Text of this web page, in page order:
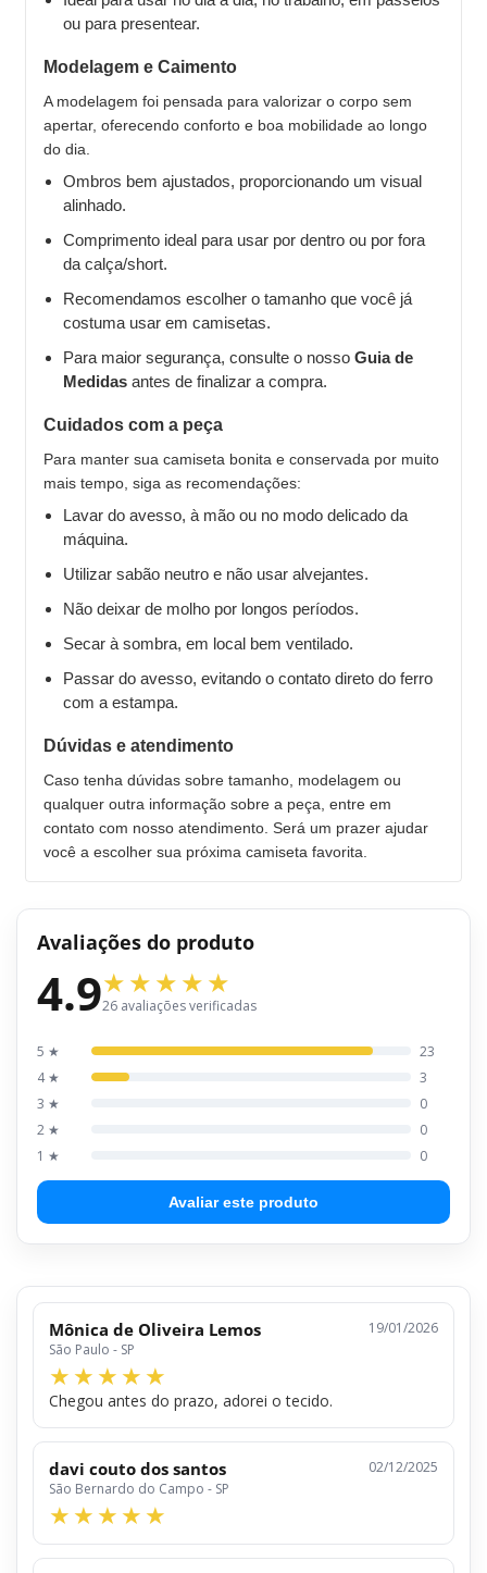
ou para presentear.
Modelagem e Caimento
A modelagem foi pensada para valorizar o corpo sem
apertar, oferecendo conforto e boa mobilidade ao longo
do dia.
Ombros bem ajustados, proporcionando um visual
alinhado.
Comprimento ideal para usar por dentro ou por fora
da calça/short.
Recomendamos escolher o tamanho que você já
costuma usar em camisetas.
Para maior segurança, consulte o nosso Guia de
Medidas antes de finalizar a compra.
Cuidados com a peça
Para manter sua camiseta bonita e conservada por muito
mais tempo, siga as recomendações:
Lavar do avesso, à mão ou no modo delicado da
máquina.
Utilizar sabão neutro e não usar alvejantes.
Não deixar de molho por longos períodos.
Secar à sombra, em local bem ventilado.
Passar do avesso, evitando o contato direto do ferro
com a estampa.
Dúvidas e atendimento
Caso tenha dúvidas sobre tamanho, modelagem ou
qualquer outra informação sobre a peça, entre em
contato com nosso atendimento. Será um prazer ajudar
você a escolher sua próxima camiseta favorita.
Avaliações do produto
4.926 avaliações verificadas
5 ★
23
4 ★
3
3 ★
0
2 ★
0
1 ★
0
Avaliar este produto
Mônica de Oliveira Lemos
São Paulo - SP
19/01/2026
Chegou antes do prazo, adorei o tecido.
davi couto dos santos
São Bernardo do Campo - SP
02/12/2025